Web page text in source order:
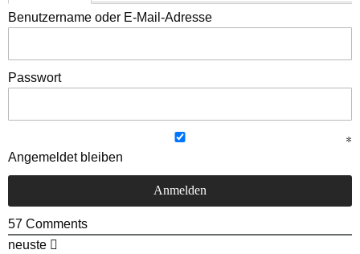
Benutzername oder E-Mail-Adresse
Passwort
Angemeldet bleiben
57 Comments
neuste